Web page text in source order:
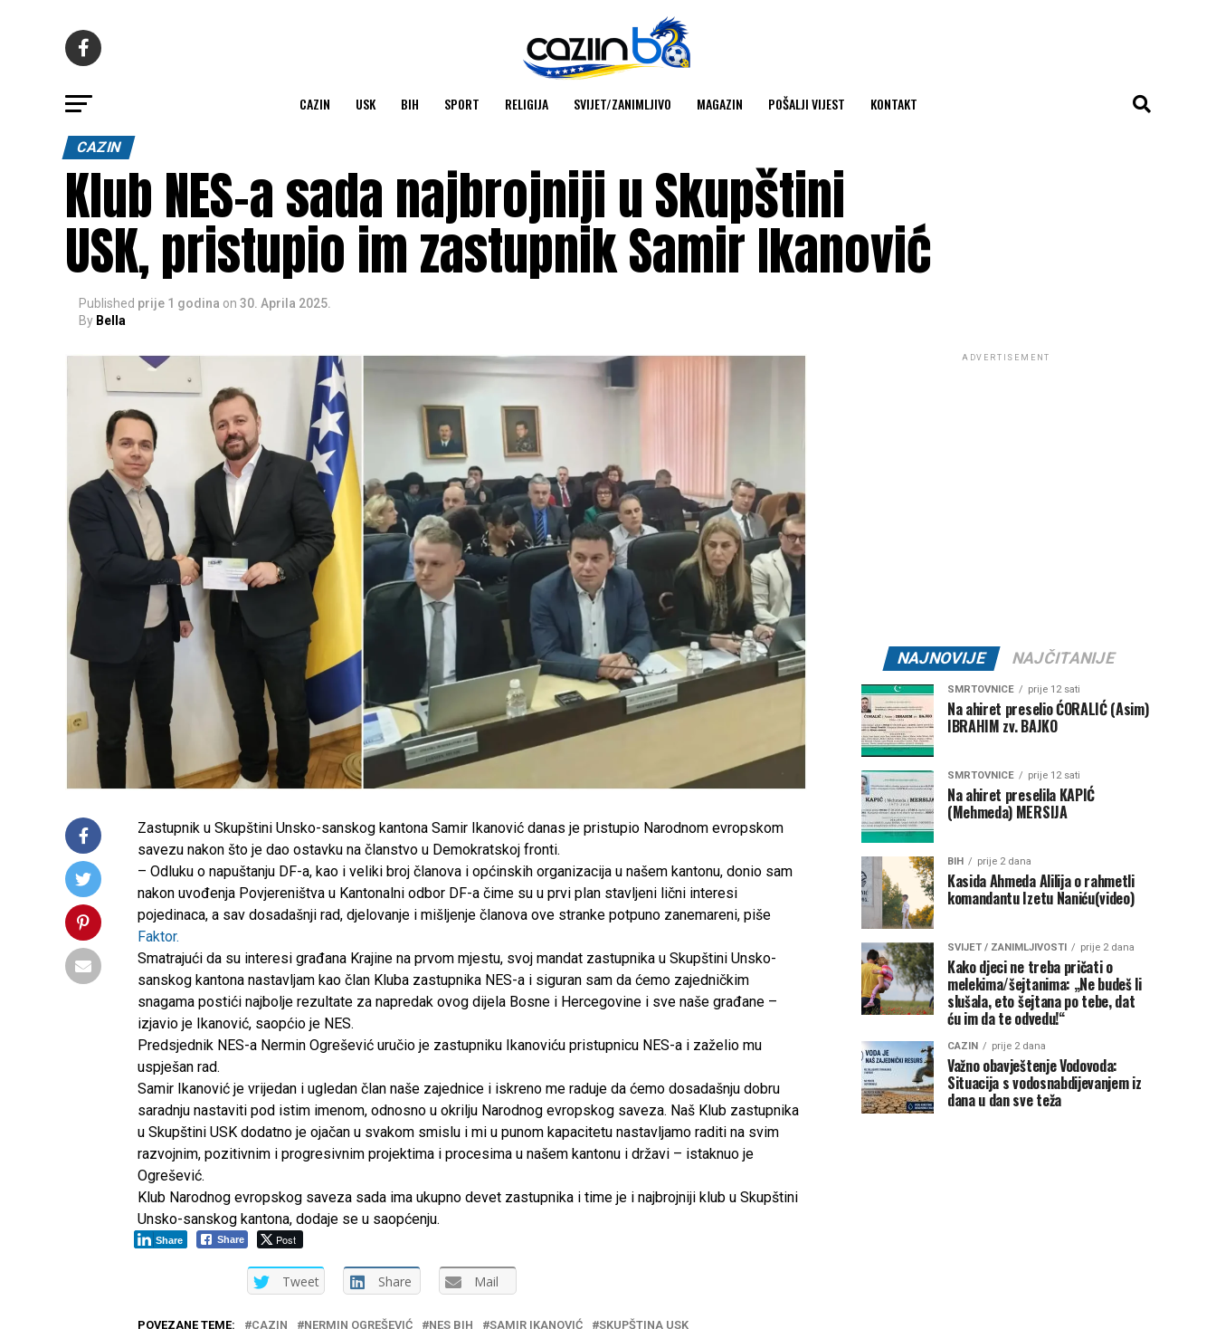
CAZIN USK BIH SPORT RELIGIJA SVIJET/ZANIMLJIVO MAGAZIN POŠALJI VIJEST KONTAKT
CAZIN
Klub NES-a sada najbrojniji u Skupštini
USK, pristupio im zastupnik Samir Ikanović
Published prije 1 godina on 30. Aprila 2025.
By Bella
Zastupnik u Skupštini Unsko-sanskog kantona Samir Ikanović danas je pristupio Narodnom evropskom
savezu nakon što je dao ostavku na članstvo u Demokratskoj fronti.
– Odluku o napuštanju DF-a, kao i veliki broj članova i općinskih organizacija u našem kantonu, donio sam
nakon uvođenja Povjereništva u Kantonalni odbor DF-a čime su u prvi plan stavljeni lični interesi
pojedinaca, a sav dosadašnji rad, djelovanje i mišljenje članova ove stranke potpuno zanemareni, piše
Faktor.
Smatrajući da su interesi građana Krajine na prvom mjestu, svoj mandat zastupnika u Skupštini Unsko-
sanskog kantona nastavljam kao član Kluba zastupnika NES-a i siguran sam da ćemo zajedničkim
snagama postići najbolje rezultate za napredak ovog dijela Bosne i Hercegovine i sve naše građane –
izjavio je Ikanović, saopćio je NES.
Predsjednik NES-a Nermin Ogrešević uručio je zastupniku Ikanoviću pristupnicu NES-a i zaželio mu
uspješan rad.
Samir Ikanović je vrijedan i ugledan član naše zajednice i iskreno me raduje da ćemo dosadašnju dobru
saradnju nastaviti pod istim imenom, odnosno u okrilju Narodnog evropskog saveza. Naš Klub zastupnika
u Skupštini USK dodatno je ojačan u svakom smislu i mi u punom kapacitetu nastavljamo raditi na svim
razvojnim, pozitivnim i progresivnim projektima i procesima u našem kantonu i državi – istaknuo je
Ogrešević.
Klub Narodnog evropskog saveza sada ima ukupno devet zastupnika i time je i najbrojniji klub u Skupštini
Unsko-sanskog kantona, dodaje se u saopćenju.
Share Post
Share
Tweet Share Mail
POVEZANE TEME: CAZIN NERMIN OGREŠEVIĆ NES BIH SAMIR IKANOVIĆ SKUPŠTINA USK
ADVERTISEMENT
NAJNOVIJE NAJČITANIJE
SMRTOVNICE prije 12 sati
Na ahiret preselio ĆORALIĆ (Asim)
IBRAHIM zv. BAJKO
SMRTOVNICE prije 12 sati
Na ahiret preselila KAPIĆ
(Mehmeda) MERSIJA
BIH prije 2 dana
Kasida Ahmeda Alilija o rahmetli
komandantu Izetu Naniću(video)
SVIJET / ZANIMLJIVOSTI prije 2 dana
Kako djeci ne treba pričati o
melekima/šejtanima: „Ne budeš li
slušala, eto šejtana po tebe, dat
ću im da te odvedu!“
CAZIN prije 2 dana
Važno obavještenje Vodovoda:
Situacija s vodosnabdijevanjem iz
dana u dan sve teža